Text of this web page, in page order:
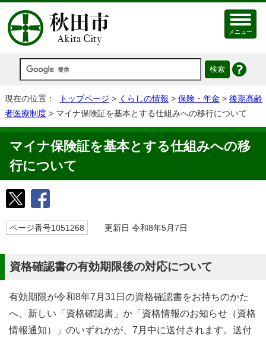
メニュー
現在の位置： トップページ > くらしの情報 > 保険・年金 > 後期高齢
者医療制度 > マイナ保険証を基本とする仕組みへの移行について
マイナ保険証を基本とする仕組みへの移
行について
ページ番号1051268 更新日 令和8年5月7日
資格確認書の有効期限後の対応について
有効期限が令和8年7月31日の資格確認書をお持ちのかた
へ、新しい「資格確認書」か「資格情報のお知らせ（資格
情報通知）」のいずれかが、7月中に送付されます。送付